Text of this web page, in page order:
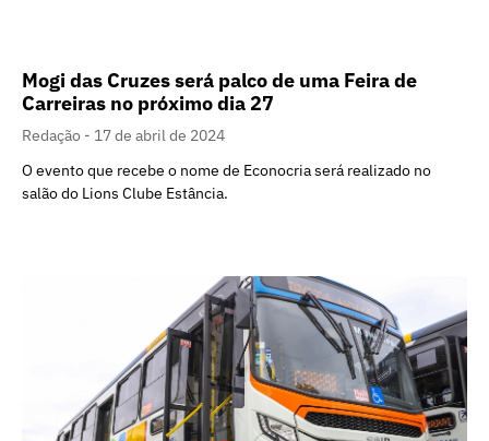
Mogi das Cruzes será palco de uma Feira de
Carreiras no próximo dia 27
Redação
17 de abril de 2024
O evento que recebe o nome de Econocria será realizado no
salão do Lions Clube Estância.